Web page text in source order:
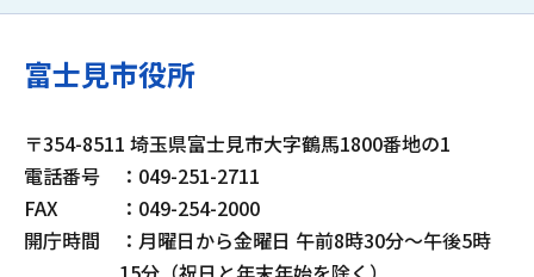
富士見市役所
〒354-8511 埼玉県富士見市大字鶴馬1800番地の1
電話番号
：049-251-2711
FAX
：049-254-2000
開庁時間
：月曜日から金曜日 午前8時30分～午後5時